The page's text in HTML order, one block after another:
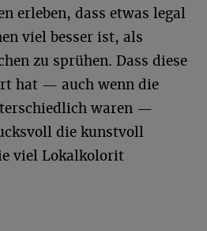
erleben, dass etwas legal
viel besser ist, als
zu sprühen. Dass diese
hat — auch wenn die
waren —
die kunstvoll
viel Lokalkolorit